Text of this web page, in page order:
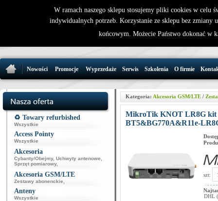
32 721 86
Nowości Promocje Wyprzedaże Serwis Szkolenia O firmie
♻️ Towary refurbished
Wszystkie
Access Pointy
Wszystkie
Akcesoria
Cybanty/Obejmy, Uchwyty antenowe
Sprzęt pomiarowy,
Akcesoria GSM/LTE
Zestawy abonenckie
Anteny
Wszystkie
Kategoria: Akcesoria GSM/LTE/
MikroTik KNOT LR8G kit
BT5&BG770A&R11e-
szt:
DHL
W ramach naszego sklepu stosujemy pliki cookies w celu
indywidualnych potrzeb. Korzystanie ze sklepu bez zmiany
końcowym. Możecie Państwo dokonać w